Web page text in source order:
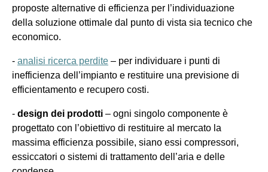
proposte alternative di efficienza per l’individuazione
della soluzione ottimale dal punto di vista sia tecnico che
economico.
- analisi ricerca perdite – per individuare i punti di
inefficienza dell’impianto e restituire una previsione di
efficientamento e recupero costi.
- design dei prodotti – ogni singolo componente è
progettato con l’obiettivo di restituire al mercato la
massima efficienza possibile, siano essi compressori,
essiccatori o sistemi di trattamento dell’aria e delle